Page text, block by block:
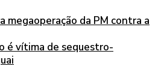
megaoperação da PM contra a
é vítima de sequestro-